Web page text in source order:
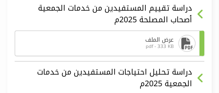
دراسة تقييم المستفيدين من خدمات الجمعية
أصحاب المصلحة 2025م
عرض الملف
pdf - 333 KB
دراسة تحليل احتياجات المستفيدين من خدمات
الجمعية 2025م